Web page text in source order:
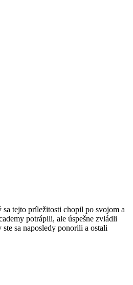
tejto príležitosti chopil po svojom a
potrápili, ale úspešne zvládli
sa naposledy ponorili a ostali